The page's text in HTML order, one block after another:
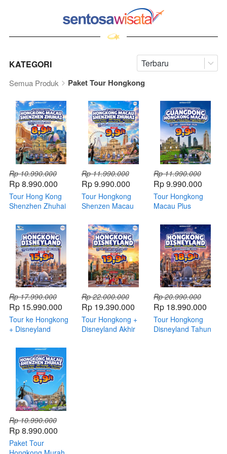
KATEGORI Terbaru
Semua Produk Paket Tour Hongkong
Rp 10.990.000
Rp 8.990.000
Tour Hong Kong
Shenzhen Zhuhai
Hari
Rp 11.990.000
Rp 9.990.000
Tour Hongkong
Shenzen Macau
Rp 11.990.000
Rp 9.990.000
Tour Hongkong
Macau Plus
Rp 17.990.000
Rp 15.990.000
Tour ke Hongkong
+ Disneyland
Rp 22.000.000
Rp 19.390.000
Tour Hongkong +
Disneyland Akhir
Rp 20.990.000
Rp 18.990.000
Tour Hongkong
Disneyland Tahun
Rp 10.990.000
Rp 8.990.000
Paket Tour